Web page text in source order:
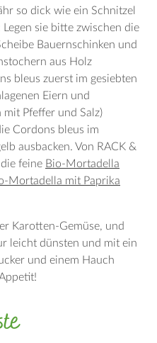
so dick wie ein Schnitzel
sie bitte zwischen die
Bauernschinken und
aus Holz
bleus zuerst im gesiebten
Eiern und
Pfeffer und Salz)
Cordons bleus im
ausbacken. Von RACK &
feine Bio-Mortadella
Mortadella mit Paprika
Karotten-Gemüse, und
leicht dünsten und mit ein
und einem Hauch